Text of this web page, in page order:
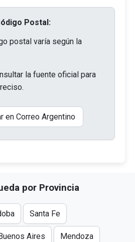
Postal:
postal varía según la
la fuente oficial para
en Correo Argentino
por Provincia
Santa Fe
Aires Mendoza